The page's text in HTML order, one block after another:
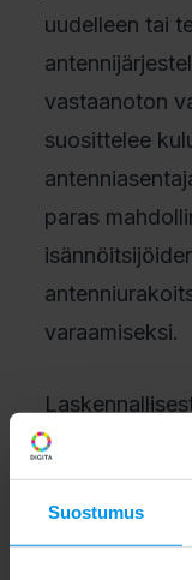
Suostumus
uudelleen tai
vastaanoton
suosittelee
paras
varaamiseksi.
signaali Kemin
vastaanottaa